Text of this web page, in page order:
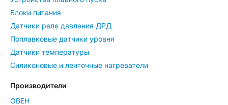
Блоки питания
Датчики реле давления ДРД
Поплавковые датчики уровня
Датчики температуры
Силиконовые и ленточные нагреватели
Производители
ОВЕН